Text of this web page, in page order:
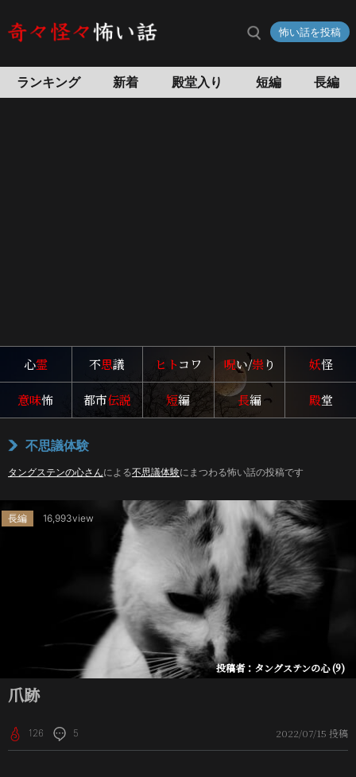
怖い話を投稿
ランキング 新着 殿堂入り 短編 長編
心霊 不思議 ヒトコワ 呪い/祟り 妖怪
意味怖 都市伝説 短編 長編 殿堂
不思議体験
タングステンの心さんによる不思議体験にまつわる怖い話の投稿です
投稿者：タングステンの心 (9)
長編 16,993view
爪跡
126 5 2022/07/15 投稿